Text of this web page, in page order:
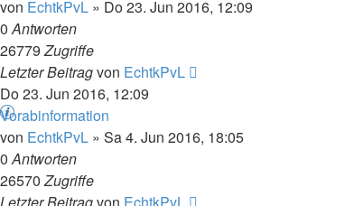
von EchtkPvL » Do 23. Jun 2016, 12:09
0Antworten
26779Zugriffe
Letzter Beitragvon EchtkPvL
Do 23. Jun 2016, 12:09
Vorabinformation
von EchtkPvL » Sa 4. Jun 2016, 18:05
0Antworten
26570Zugriffe